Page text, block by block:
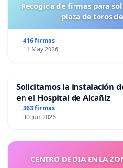
Recogida de firmas para
plaza de toros
416 firmas
11 May 2026
Solicitamos la instalación
en el Hospital de Alcañiz
363 firmas
30 Jun 2026
CENTRO DE DIA EN LA